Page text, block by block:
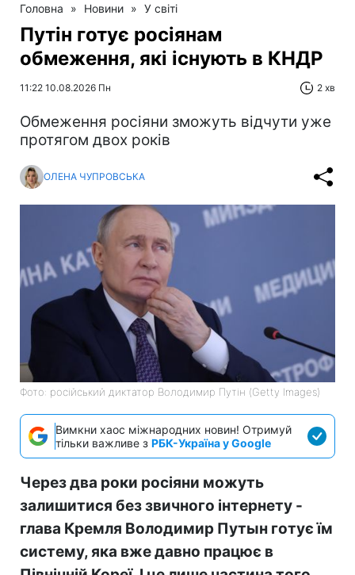
Головна » Новини » У світі
Путін готує росіянам
обмеження, які існують в КНДР
11:22 10.08.2026 Пн 2 хв
Обмеження росіяни зможуть відчути уже
протягом двох років
ОЛЕНА ЧУПРОВСЬКА
Фото: російський диктатор Володимир Путін (Getty Images)
Вимкни хаос міжнародних новин! Отримуй
тільки важливе з РБК-Україна у Google
Через два роки росіяни можуть
залишитися без звичного інтернету -
глава Кремля Володимир Путын готує їм
систему, яка вже давно працює в